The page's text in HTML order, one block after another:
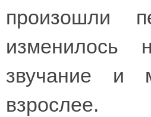
произошли
изменилось
звучание и
взрослее.